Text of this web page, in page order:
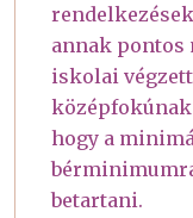
annak pontos
iskolai
hogy a
betartani.